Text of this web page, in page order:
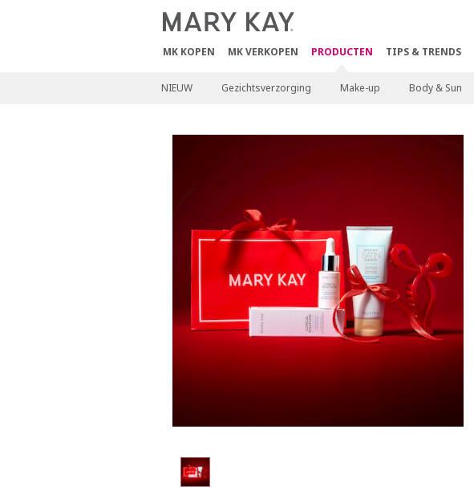
MK KOPEN MK VERKOPEN PRODUCTEN TIPS & TRENDS
NIEUW Gezichtsverzorging Make-up Body & Sun